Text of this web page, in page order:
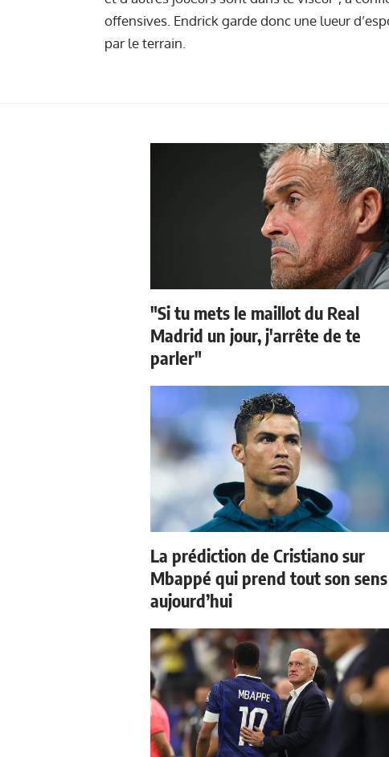
offensives. Endrick garde donc une lueur
par le terrain.
"Si tu mets le maillot du Real
Madrid un jour, j'arrête de te
parler"
La prédiction de Cristiano sur
Mbappé qui prend tout son sens
aujourd’hui